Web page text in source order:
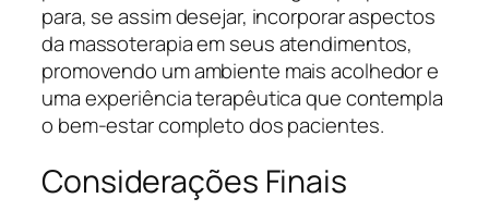
para, se assim desejar, incorporar aspectos
da massoterapia em seus atendimentos,
promovendo um ambiente mais acolhedor e
uma experiência terapêutica que contempla
o bem-estar completo dos pacientes.
Considerações Finais